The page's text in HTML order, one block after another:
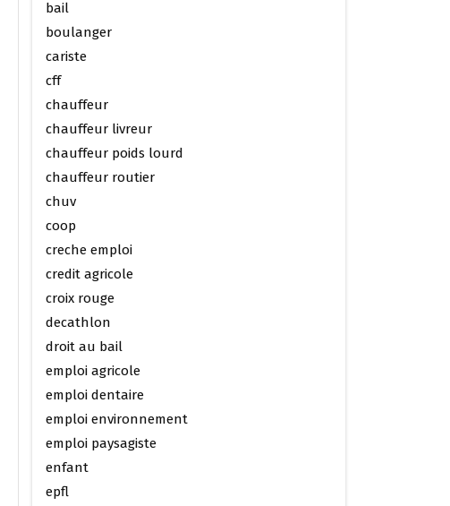
bail
boulanger
cariste
cff
chauffeur
chauffeur livreur
chauffeur poids lourd
chauffeur routier
chuv
coop
creche emploi
credit agricole
croix rouge
decathlon
droit au bail
emploi agricole
emploi dentaire
emploi environnement
emploi paysagiste
enfant
epfl